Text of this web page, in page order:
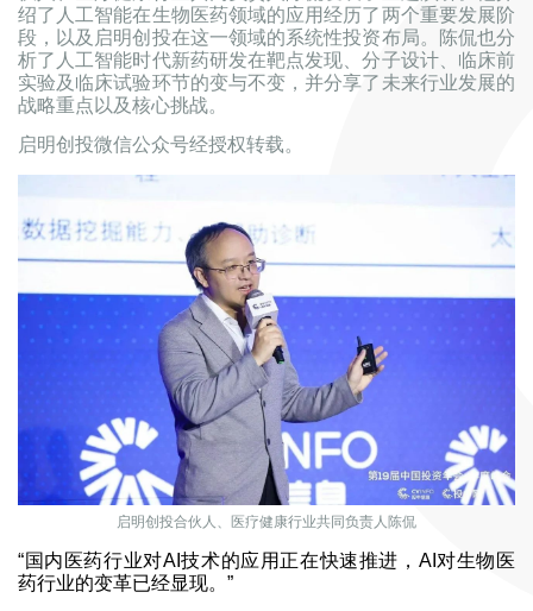
绍了人工智能在生物医药领域的应用经历了两个重要发展阶
段，以及启明创投在这一领域的系统性投资布局。陈侃也分
析了人工智能时代新药研发在靶点发现、分子设计、临床前
实验及临床试验环节的变与不变，并分享了未来行业发展的
战略重点以及核心挑战。
启明创投微信公众号经授权转载。
启明创投合伙人、医疗健康行业共同负责人陈侃
“国内医药行业对AI技术的应用正在快速推进，AI对生物医
药行业的变革已经显现。”